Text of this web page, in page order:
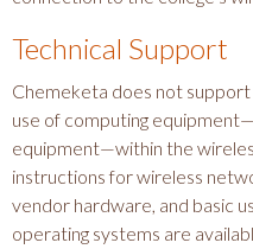
Technical Support
Chemeketa does not
use of computing
equipment—within the
instructions for wireless
vendor hardware, and basic
operating systems are